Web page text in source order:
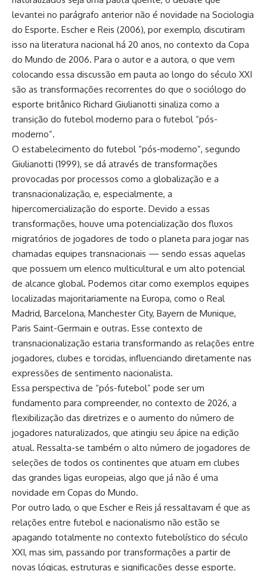
levantei no parágrafo anterior não é novidade na Sociologia
do Esporte. Escher e Reis (2006), por exemplo, discutiram
isso na literatura nacional há 20 anos, no contexto da Copa
do Mundo de 2006. Para o autor e a autora, o que vem
colocando essa discussão em pauta ao longo do século XXI
são as transformações recorrentes do que o sociólogo do
esporte britânico Richard Giulianotti sinaliza como a
transição do futebol moderno para o futebol “pós-
moderno”.
O estabelecimento do futebol “pós-moderno”, segundo
Giulianotti (1999), se dá através de transformações
provocadas por processos como a globalização e a
transnacionalização, e, especialmente, a
hipercomercialização do esporte. Devido a essas
transformações, houve uma potencialização dos fluxos
migratórios de jogadores de todo o planeta para jogar nas
chamadas equipes transnacionais — sendo essas aquelas
que possuem um elenco multicultural e um alto potencial
de alcance global. Podemos citar como exemplos equipes
localizadas majoritariamente na Europa, como o Real
Madrid, Barcelona, Manchester City, Bayern de Munique,
Paris Saint-Germain e outras. Esse contexto de
transnacionalização estaria transformando as relações entre
jogadores, clubes e torcidas, influenciando diretamente nas
expressões de sentimento nacionalista.
Essa perspectiva de “pós-futebol” pode ser um
fundamento para compreender, no contexto de 2026, a
flexibilização das diretrizes e o aumento do número de
jogadores naturalizados, que atingiu seu ápice na edição
atual. Ressalta-se também o alto número de jogadores de
seleções de todos os continentes que atuam em clubes
das grandes ligas europeias, algo que já não é uma
novidade em Copas do Mundo.
Por outro lado, o que Escher e Reis já ressaltavam é que as
relações entre futebol e nacionalismo não estão se
apagando totalmente no contexto futebolístico do século
XXI, mas sim, passando por transformações a partir de
novas lógicas, estruturas e significações desse esporte.